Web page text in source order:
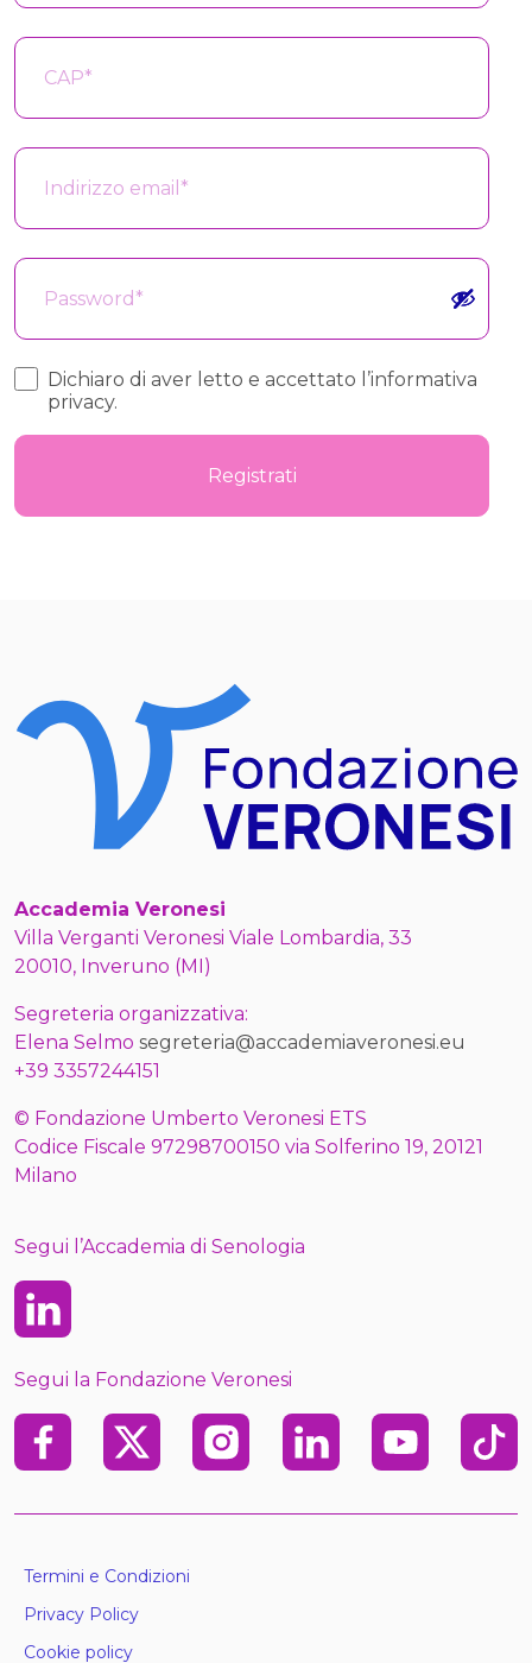
CAP
Indirizzo email
Password
Dichiaro di aver letto e accettato l’informativa
privacy.
Registrati
Accademia Veronesi
Villa Verganti Veronesi Viale Lombardia, 33
20010, Inveruno (MI)
Segreteria organizzativa:
Elena Selmo segreteria@accademiaveronesi.eu
+39 3357244151
© Fondazione Umberto Veronesi ETS
Codice Fiscale 97298700150 via Solferino 19, 20121
Milano
Segui l’Accademia di Senologia
Linkedin
Segui la Fondazione Veronesi
FacebookX InstagramLinkedin Youtube TikTok
Termini e Condizioni
Privacy Policy
Cookie policy